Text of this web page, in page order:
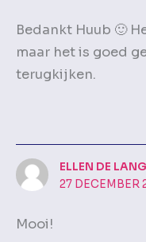
Bedankt Huub 🙂
maar het is goed
terugkijken.
ELLEN DE
27 DECEMBER
Mooi!